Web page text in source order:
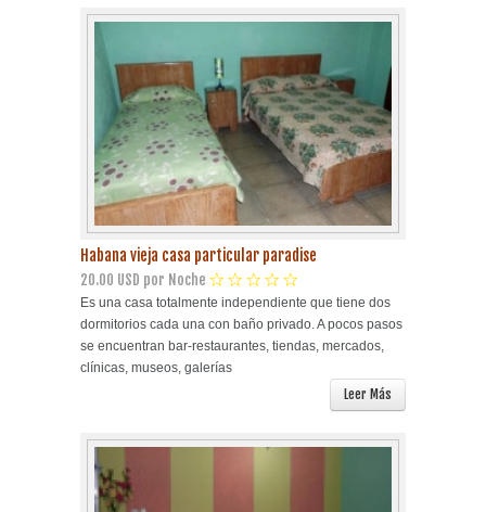
Habana vieja casa particular paradise
20.00 USD por Noche
Es una casa totalmente independiente que tiene dos
dormitorios cada una con baño privado. A pocos pasos
se encuentran bar-restaurantes, tiendas, mercados,
clínicas, museos, galerías
Leer Más